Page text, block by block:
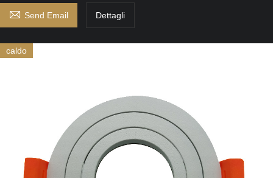
 Send Email Dettagli
caldo